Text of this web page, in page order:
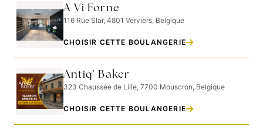
A Vi Forne
116 Rue Slar, 4801 Verviers, Belgique
CHOISIR CETTE BOULANGERIE
Antiq’ Baker
323 Chaussée de Lille, 7700 Mouscron, Belgique
CHOISIR CETTE BOULANGERIE